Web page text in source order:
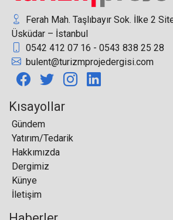
Gıda sektöründe, kalite,
ekseninde faaliyet gösteren
gamlarını, HoReCa’ya güçlü lojistik
ve yenilikçi çözümleriyle
Alman, İtalyan ve Fransız
Ferah Mah. Taşlıbayır Sok. İlke 2
Üsküdar – İstanbul
0542 412 07 16 - 0543 838 25 28
bulent@turizmprojedergisi.com
Kısayollar
Gündem
Yatırım/Tedarik
Hakkımızda
Dergimiz
Künye
İletişim